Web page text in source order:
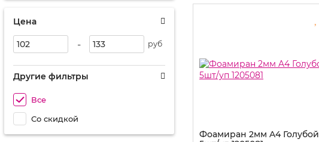
Цена
- руб
Другие фильтры
Все
Со скидкой
Фоамиран 2мм A4 Голубой